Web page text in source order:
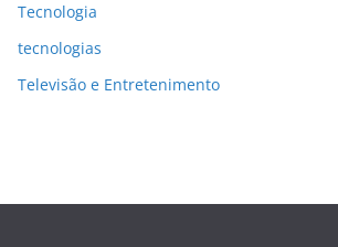
Tecnologia
tecnologias
Televisão e Entretenimento